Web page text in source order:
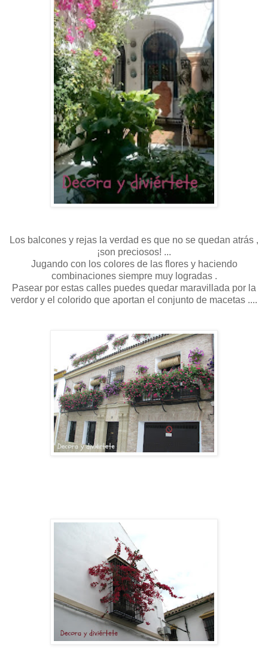
Los balcones y rejas la verdad es que no se quedan atrás ,
¡son preciosos! ...
Jugando con los colores de las flores y haciendo
combinaciones siempre muy logradas .
Pasear por estas calles puedes quedar maravillada por la
verdor y el colorido que aportan el conjunto de macetas ....